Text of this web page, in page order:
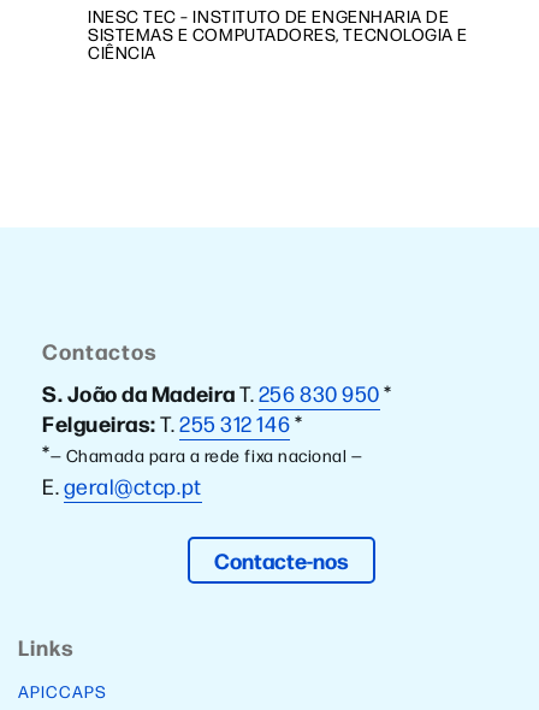
INESC TEC – INSTITUTO DE ENGENHARIA DE
SISTEMAS E COMPUTADORES, TECNOLOGIA E
CIÊNCIA
Contactos
S. João da MadeiraT.256 830 950*
Felgueiras:T.255 312 146*
*— Chamada para a rede fixa nacional —
E.geral@ctcp.pt
Contacte-nos
Links
APICCAPS